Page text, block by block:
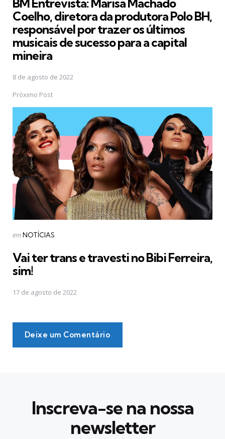
Coelho, diretora da produtora Polo BH,
responsável por trazer os últimos
musicais de sucesso para a capital
mineira
8 de agosto de 2022
Próximo Post
Postado
emNOTÍCIAS
Vai ter trans e travesti no Bibi Ferreira,
sim!
17 de agosto de 2022
Deixe um Comentário
Inscreva-se na nossa
newsletter